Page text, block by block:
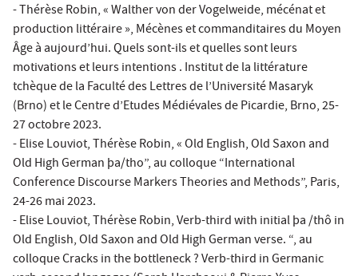
- Thérèse Robin, « Walther von der Vogelweide, mécénat et
production littéraire », Mécènes et commanditaires du Moyen
Âge à aujourd’hui. Quels sont-ils et quelles sont leurs
motivations et leurs intentions . Institut de la littérature
tchèque de la Faculté des Lettres de l’Université Masaryk
(Brno) et le Centre d’Etudes Médiévales de Picardie, Brno, 25-
27 octobre 2023.
- Elise Louviot, Thérèse Robin, « Old English, Old Saxon and
Old High German þa/tho”, au colloque “International
Conference Discourse Markers Theories and Methods”, Paris,
24-26 mai 2023.
- Elise Louviot, Thérèse Robin, Verb-third with initial þa /thô in
Old English, Old Saxon and Old High German verse. “, au
colloque Cracks in the bottleneck ? Verb-third in Germanic